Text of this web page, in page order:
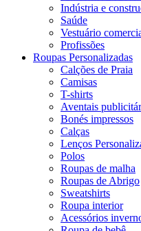
Indústria e
Saúde
Vestuário
Profissões
Roupas Personalizadas
Calções de Praia
Camisas
T-shirts
Aventais
Bonés impressos
Calças
Lenços
Polos
Roupas de malha
Roupas de Abrigo
Sweatshirts
Roupa interior
Acessórios